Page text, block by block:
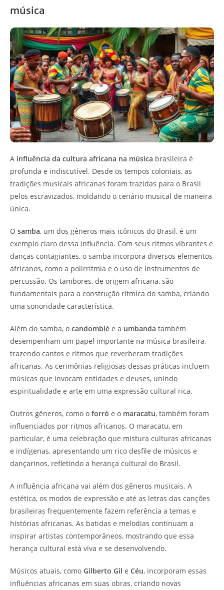
música
A influência da cultura africana na música brasileira é
profunda e indiscutível. Desde os tempos coloniais, as
tradições musicais africanas foram trazidas para o Brasil
pelos escravizados, moldando o cenário musical de maneira
única.
O samba, um dos gêneros mais icônicos do Brasil, é um
exemplo claro dessa influência. Com seus ritmos vibrantes e
danças contagiantes, o samba incorpora diversos elementos
africanos, como a polirritmia e o uso de instrumentos de
percussão. Os tambores, de origem africana, são
fundamentais para a construção rítmica do samba, criando
uma sonoridade característica.
Além do samba, o candomblé e a umbanda também
desempenham um papel importante na música brasileira,
trazendo cantos e ritmos que reverberam tradições
africanas. As cerimônias religiosas dessas práticas incluem
músicas que invocam entidades e deuses, unindo
espiritualidade e arte em uma expressão cultural rica.
Outros gêneros, como o forró e o maracatu, também foram
influenciados por ritmos africanos. O maracatu, em
particular, é uma celebração que mistura culturas africanas
e indígenas, apresentando um rico desfile de músicos e
dançarinos, refletindo a herança cultural do Brasil.
A influência africana vai além dos gêneros musicais. A
estética, os modos de expressão e até as letras das canções
brasileiras frequentemente fazem referência a temas e
histórias africanas. As batidas e melodias continuam a
inspirar artistas contemporâneos, mostrando que essa
herança cultural está viva e se desenvolvendo.
Músicos atuais, como Gilberto Gil e Céu, incorporam essas
influências africanas em suas obras, criando novas